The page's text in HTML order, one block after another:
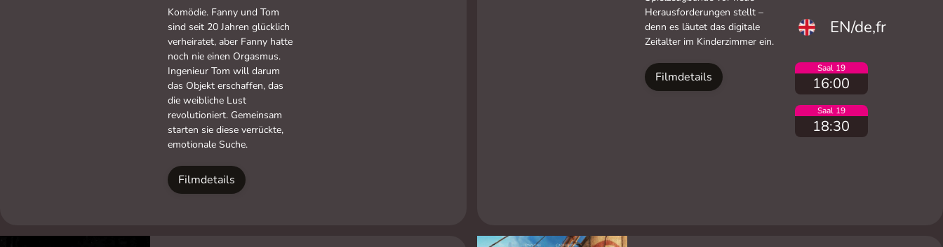
Komödie. Fanny und Tom
sind seit 20 Jahren glücklich
verheiratet, aber Fanny hatte
noch nie einen Orgasmus.
Ingenieur Tom will darum
das Objekt erschaffen, das
die weibliche Lust
revolutioniert. Gemeinsam
starten sie diese verrückte,
emotionale Suche.
Filmdetails
Herausforderungen stellt –
denn es läutet das digitale
Zeitalter im Kinderzimmer ein.
Filmdetails
EN/de,fr
Saal 19
16:00
Saal 19
18:30